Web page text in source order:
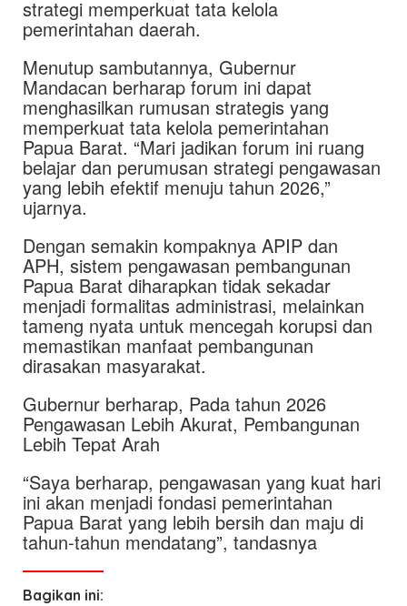
strategi memperkuat tata kelola
pemerintahan daerah.
Menutup sambutannya, Gubernur
Mandacan berharap forum ini dapat
menghasilkan rumusan strategis yang
memperkuat tata kelola pemerintahan
Papua Barat. “Mari jadikan forum ini ruang
belajar dan perumusan strategi pengawasan
yang lebih efektif menuju tahun 2026,”
ujarnya.
Dengan semakin kompaknya APIP dan
APH, sistem pengawasan pembangunan
Papua Barat diharapkan tidak sekadar
menjadi formalitas administrasi, melainkan
tameng nyata untuk mencegah korupsi dan
memastikan manfaat pembangunan
dirasakan masyarakat.
Gubernur berharap, Pada tahun 2026
Pengawasan Lebih Akurat, Pembangunan
Lebih Tepat Arah
“Saya berharap, pengawasan yang kuat hari
ini akan menjadi fondasi pemerintahan
Papua Barat yang lebih bersih dan maju di
tahun-tahun mendatang”, tandasnya
Bagikan ini: